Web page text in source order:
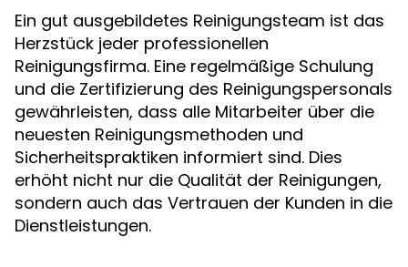
Ein gut ausgebildetes Reinigungsteam ist das
Herzstück jeder professionellen
Reinigungsfirma. Eine regelmäßige Schulung
und die Zertifizierung des Reinigungspersonals
gewährleisten, dass alle Mitarbeiter über die
neuesten Reinigungsmethoden und
Sicherheitspraktiken informiert sind. Dies
erhöht nicht nur die Qualität der Reinigungen,
sondern auch das Vertrauen der Kunden in die
Dienstleistungen.